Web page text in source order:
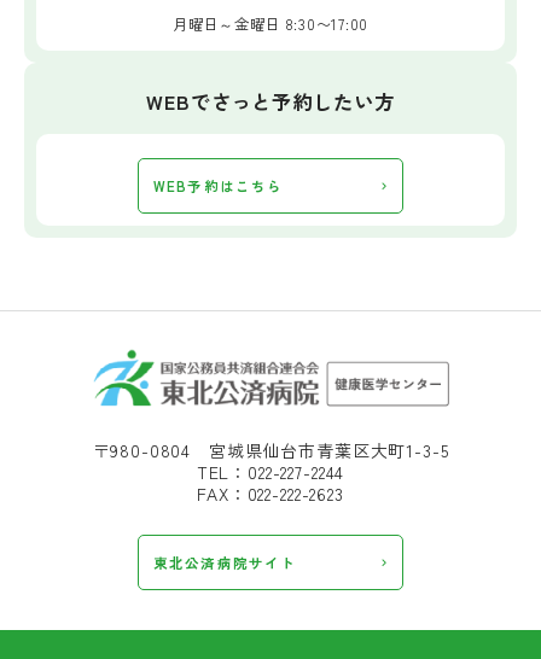
月曜日～金曜日 8:30〜17:00
WEBでさっと予約したい方
WEB予約はこちら
〒980-0804 宮城県仙台市青葉区大町1-3-5
TEL：022-227-2244
FAX：022-222-2623
東北公済病院サイト